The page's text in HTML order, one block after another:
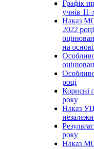
Графік
учнів
Наказ
2022
на
році
Корисні
року
Наказ
року
Наказ